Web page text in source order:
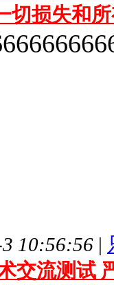
切损失和
10:56:56 |
交流测试